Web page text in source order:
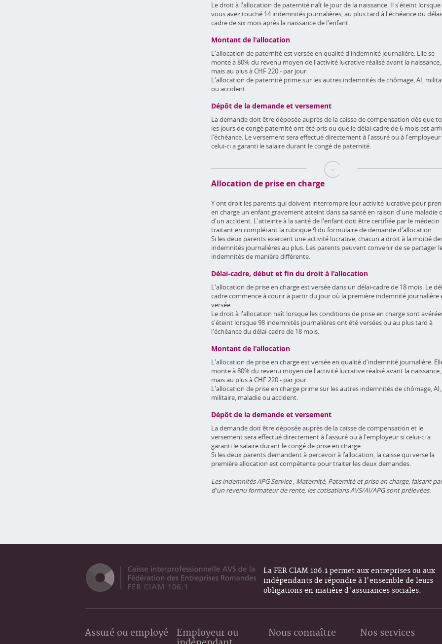
Le droit à l'allocation de paternité naît le jour de la naissance. Il s'éteint lorsque
vous avez touché 14 indemnités journalières, au plus tard à l'échéance du
cadre de six mois après la naissance de l'enfant.
Montant de l'allocation
L'allocation de paternité est versée en qualité d'indemnité journalière. Elle se
monte à 80% du revenu moyen de l'activité lucrative réalisé avant la naissance,
mais au plus à CHF 220.- par jour.
L'allocation de paternité prime sur les autres indemnités de chômage, AI,
ou accident.
Dépôt de la demande et versement
La demande doit être déposée auprès de la caisse de compensation dès que
les jours de congé paternité ont été pris ou que le délai-cadre de 6 mois est
l'échéance. Le versement sera effectué directement à l'assuré ou à l'employeur
celui-ci a garanti le salaire durant le congé de paternité.
Allocation de prise en charge
Y ont droit les parents qui doivent interrompre leur activité lucrative pour
en charge un enfant gravement atteint dans sa santé en raison d'une maladie
d'un accident. L'atteinte à la santé de l'enfant doit être certifiée par le médecin
traitant en complétant la rubrique 9 du formulaire de demande d'allocation.
Si les deux parents exercent une activité lucrative, chacun a droit à la moitié
indemnités journalières au plus. Les parents peuvent convenir de se partager
indemnités de manière différente.
Délai-cadre, début et fin du droit à l'allocation
L'allocation de prise en charge est versée dans un délai-cadre de 18 mois. Le
cadre commence à courir à partir du jour où la première indemnité journalière
versée.
Le droit à l'allocation naît lorsque les conditions de prise en charge sont
s'éteint lorsque 98 indemnités journalières ont été versées ou au plus tard à
l'échéance du délai-cadre de 18 mois.
Montant de l'allocation
L'allocation de prise en charge est versée en qualité d'indemnité journalière.
monte à 80% du revenu moyen de l'activité lucrative réalisé avant la naissance,
mais au plus à CHF 220.- par jour.
L'allocation de prise en charge prime sur les autres indemnités de chômage, AI,
militaire, maladie ou accident.
Dépôt de la demande et versement
La demande doit être déposée auprès de la caisse de compensation et le
versement sera effectué directement à l'assuré ou à l'employeur si celui-ci a
garanti le salaire durant le congé de prise en charge.
Si les deux parents demandent à percevoir à l’allocation, la caisse qui verse la
première allocation est compétente pour traiter les deux demandes.
Les indemnités APG Service , Maternité, Paternité et prise en charge, faisant
d'un revenu formateur de rente, les cotisations AVS/AI/APG sont prélevées.
La FER CIAM 106.1 permet aux entreprises ou aux
indépendants de répondre à l'ensemble de leurs
obligations en matière d'assurances sociales.
Assuré ou employé
Employeur ou
Nous connaître Nos services